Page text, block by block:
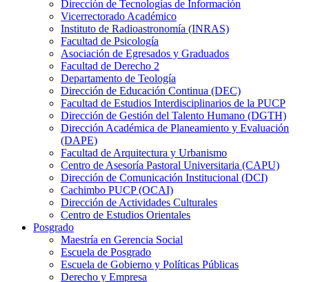
Dirección de Tecnologías de Información
Vicerrectorado Académico
Instituto de Radioastronomía (INRAS)
Facultad de Psicología
Asociación de Egresados y Graduados
Facultad de Derecho 2
Departamento de Teología
Dirección de Educación Continua (DEC)
Facultad de Estudios Interdisciplinarios de la PUCP
Dirección de Gestión del Talento Humano (DGTH)
Dirección Académica de Planeamiento y Evaluación
(DAPE)
Facultad de Arquitectura y Urbanismo
Centro de Asesoría Pastoral Universitaria (CAPU)
Dirección de Comunicación Institucional (DCI)
Cachimbo PUCP (OCAI)
Dirección de Actividades Culturales
Centro de Estudios Orientales
Posgrado
Maestría en Gerencia Social
Escuela de Posgrado
Escuela de Gobierno y Políticas Públicas
Derecho y Empresa